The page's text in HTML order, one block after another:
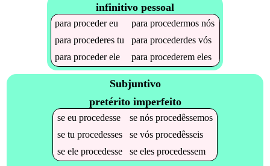
infinitivo pessoal
paraprocedereu paraprocedermos nós
paraprocederes tu paraprocederdes vós
paraprocederele paraprocederem eles
Subjuntivo
pretérito imperfeito
se eu procedesse se nós procedêssemos
se tu procedesses se vós procedêsseis
se ele procedesse se eles procedessem